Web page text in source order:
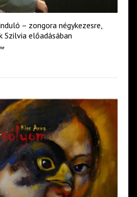
– zongora négykezesre,
Szilvia előadásában